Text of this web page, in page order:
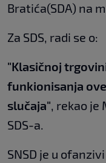
Bratića(SDA) na
Za SDS, radi se o:
"Klasičnoj
funkionisanja
slučaja", rekao je
SDS-a.
SNSD je u